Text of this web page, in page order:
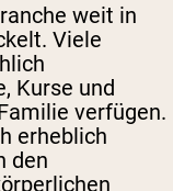
weit in
Viele
Kurse und
verfügen.
erheblich
den